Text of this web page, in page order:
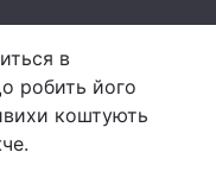
в
робить його
коштують